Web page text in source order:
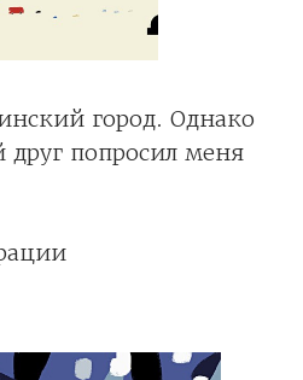
город. Однако
попросил меня